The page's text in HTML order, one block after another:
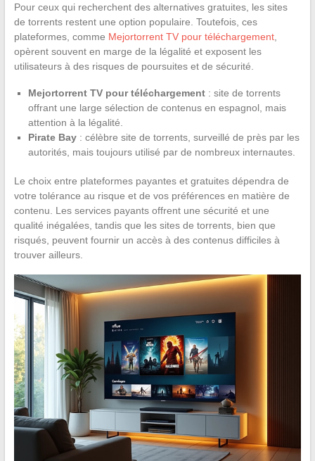
Pour ceux qui recherchent des alternatives gratuites, les sites
de torrents restent une option populaire. Toutefois, ces
plateformes, comme Mejortorrent TV pour téléchargement,
opèrent souvent en marge de la légalité et exposent les
utilisateurs à des risques de poursuites et de sécurité.
Mejortorrent TV pour téléchargement: site de torrents
offrant une large sélection de contenus en espagnol, mais
attention à la légalité.
Pirate Bay: célèbre site de torrents, surveillé de près par les
autorités, mais toujours utilisé par de nombreux internautes.
Le choix entre plateformes payantes et gratuites dépendra de
votre tolérance au risque et de vos préférences en matière de
contenu. Les services payants offrent une sécurité et une
qualité inégalées, tandis que les sites de torrents, bien que
risqués, peuvent fournir un accès à des contenus difficiles à
trouver ailleurs.